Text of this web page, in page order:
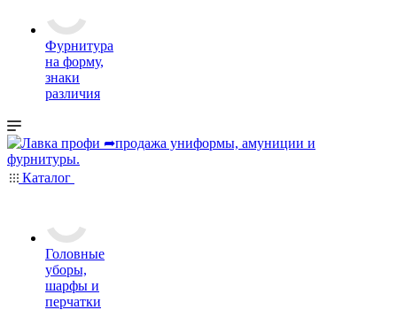
Фурнитура
на форму,
знаки
различия
Каталог
Головные
уборы,
шарфы и
перчатки